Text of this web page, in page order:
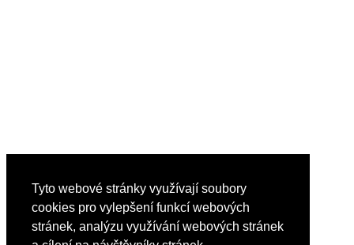
Tyto webové stránky využívají soubory
cookies pro vylepšení funkcí webových
stránek, analýzu využívání webových stránek